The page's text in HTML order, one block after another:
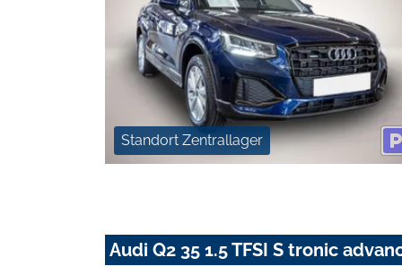
Standort Zentrallager
Audi Q2 35 1.5 TFSI S tronic